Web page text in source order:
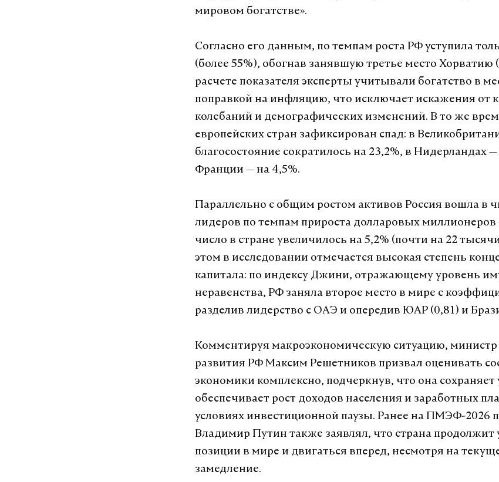
мировом богатстве».
Согласно его данным, по темпам роста РФ уступила
(более 55%), обогнав занявшую третье место Хорватию
расчете показателя эксперты учитывали богатство в
поправкой на инфляцию, что исключает искажения от
колебаний и демографических изменений. В то же
европейских стран зафиксирован спад: в
благосостояние сократилось на 23,2%, в Нидерландах
Франции — на 4,5%.
Параллельно с общим ростом активов Россия вошла в
лидеров по темпам прироста долларовых миллионеров
число в стране увеличилось на 5,2% (почти на 22
этом в исследовании отмечается высокая степень
капитала: по индексу Джини, отражающему уровень
неравенства, РФ заняла второе место в мире с
разделив лидерство с ОАЭ и опередив ЮАР (0,81) и
Комментируя макроэкономическую ситуацию, министр
развития РФ Максим Решетников призвал оценивать
экономики комплексно, подчеркнув, что она сохраняет
обеспечивает рост доходов населения и заработных
условиях инвестиционной паузы. Ранее на ПМЭФ-2026
Владимир Путин также заявлял, что страна продолжит
позиции в мире и двигаться вперед, несмотря на
замедление.